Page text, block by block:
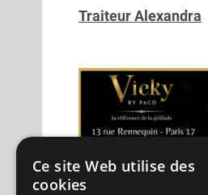
Traiteur Alexandra
Ce site Web utilise des
cookies